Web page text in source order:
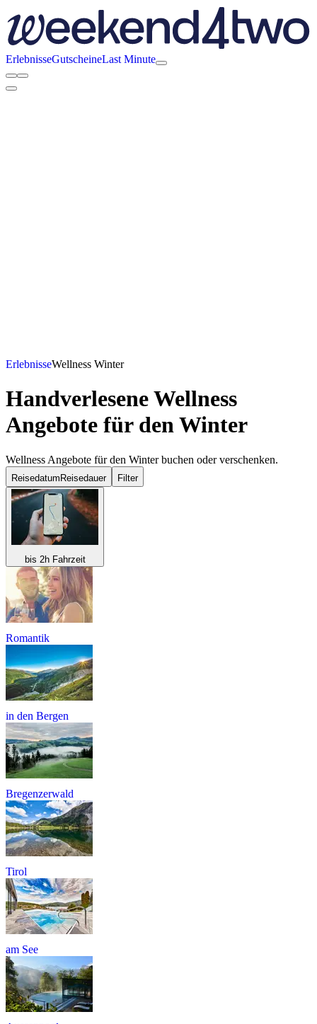
ErlebnisseGutscheineLast Minute
ErlebnisseWellness Winter
Handverlesene Wellness
Angebote für den Winter
Wellness Angebote für den Winter buchen oder verschenken.
Reisedatum Reisedauer Filter
bis 2h Fahrzeit
Romantik
in den Bergen
Bregenzerwald
Tirol
am See